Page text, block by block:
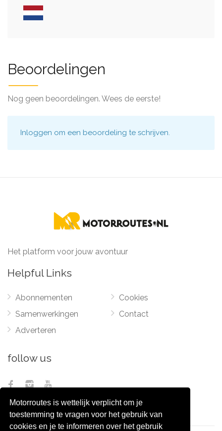
Motorroutes is wettelijk verplicht om je
toestemming te vragen voor het gebruik van
cookies en je te informeren over het gebruik
Beoordelingen
Nog geen beoordelingen. Wees de eerste!
Inloggen om een beoordeling te schrijven.
Het platform voor jouw avontuur
Helpful Links
Abonnementen
Samenwerkingen
Adverteren
Cookies
Contact
follow us